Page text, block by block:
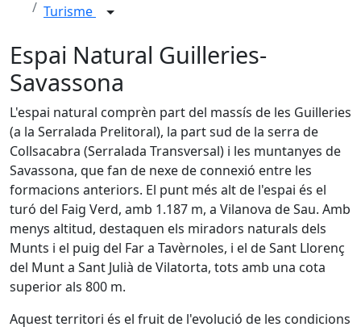
Turisme
Espai Natural Guilleries-
Savassona
L'espai natural comprèn part del massís de les Guilleries
(a la Serralada Prelitoral), la part sud de la serra de
Collsacabra (Serralada Transversal) i les muntanyes de
Savassona, que fan de nexe ­de connexió entre les
formacions anteriors. El punt més alt de l'espai és el
turó del Faig Verd, amb 1.187 m, a Vilanova de Sau. Amb
menys altitud, destaquen els miradors naturals dels
Munts i el puig del Far a Tavèrnoles, i el de Sant Llorenç
del Munt a Sant Julià de Vilatorta, tots amb una cota
superior als 800 m.
Aquest territori és el fruit de l'evolució de les condicions